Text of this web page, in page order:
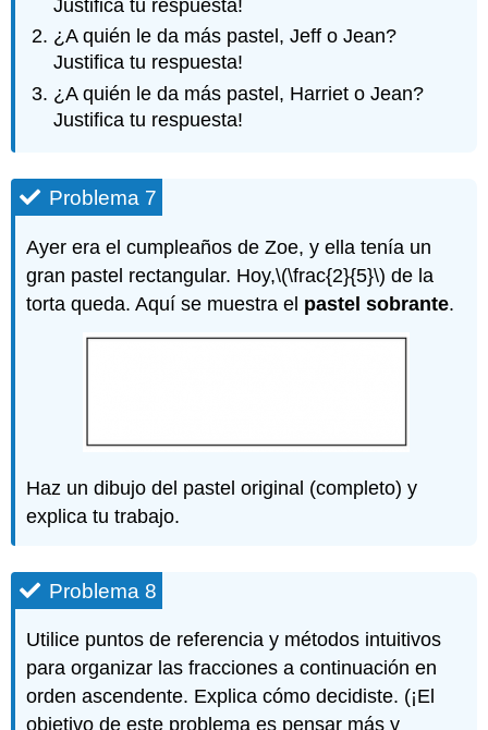
Justifica tu respuesta!
¿A quién le da más pastel, Jeff o Jean?
Justifica tu respuesta!
¿A quién le da más pastel, Harriet o Jean?
Justifica tu respuesta!
Problema 7
Ayer era el cumpleaños de Zoe, y ella tenía un
gran pastel rectangular. Hoy,\(\frac{2}{5}\) de la
torta queda. Aquí se muestra el pastel sobrante.
Haz un dibujo del pastel original (completo) y
explica tu trabajo.
Problema 8
Utilice puntos de referencia y métodos intuitivos
para organizar las fracciones a continuación en
orden ascendente. Explica cómo decidiste. (¡El
objetivo de este problema es pensar más y